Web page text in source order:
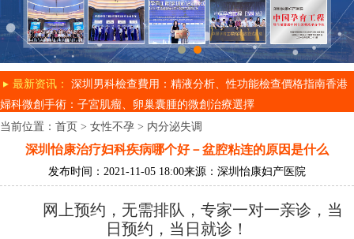
最新资讯： 深圳男科檢查費用：精液分析、性功能檢查價格指南香港
婦科微創手術：子宮肌瘤、卵巢囊腫的微創治療選擇
当前位置： 首页 > 女性不孕 > 内分泌失调
深圳怡康治疗妇科疾病哪个好－盆腔粘连的原因是什么
发布时间：2021-11-05 18:00来源：深圳怡康妇产医院
网上预约，无需排队，专家一对一亲诊，当
日预约，当日就诊！